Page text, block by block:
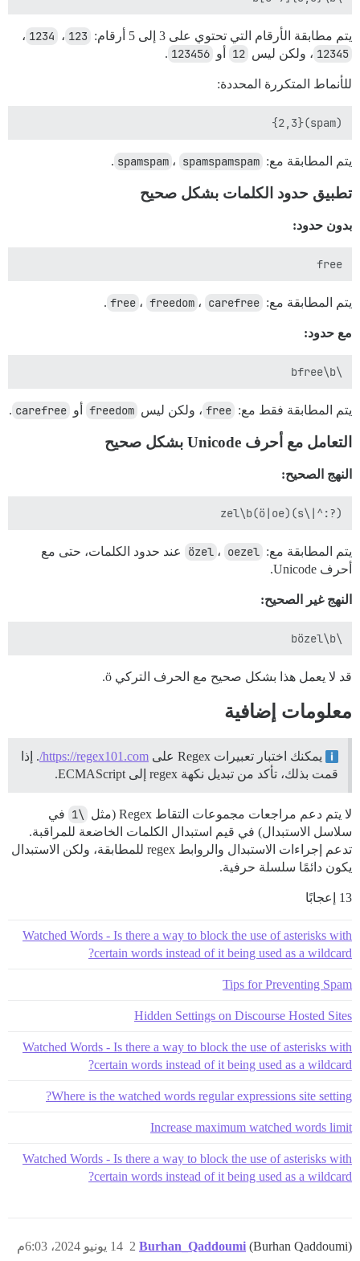
يتم مطابقة الأرقام التي تحتوي على 3 إلى 5 أرقام: 123 ، 1234 ،
12345 ، ولكن ليس 12 أو 123456
.
للأنماط المتكررة المحددة:
(spam){2,3}
يتم المطابقة مع: spamspam ، spamspamspam
.
تطبيق حدود الكلمات بشكل صحيح
بدون حدود:
free
يتم المطابقة مع: free ، freedom ، carefree
.
مع حدود:
\bfree\b
يتم المطابقة فقط مع: free ، ولكن ليس freedom أو carefree
.
التعامل مع أحرف Unicode بشكل صحيح
النهج الصحيح:
(?:^|\s)(ö|oe)zel\b
يتم المطابقة مع: özel ، oezel
عند حدود الكلمات، حتى مع
أحرف Unicode.
النهج غير الصحيح:
\bözel\b
قد لا يعمل هذا بشكل صحيح مع الحرف التركي ö.
معلومات إضافية
يمكنك اختبار تعبيرات Regex على https://regex101.com/ . إذا
قمت بذلك، تأكد من تبديل نكهة regex إلى ECMAScript.
لا يتم دعم مراجعات مجموعات التقاط Regex (مثل \1
في
سلاسل الاستبدال) في قيم استبدال الكلمات الخاضعة للمراقبة.
تدعم إجراءات الاستبدال والروابط regex للمطابقة، ولكن الاستبدال
يكون دائمًا سلسلة حرفية.
13 إعجابًا
Watched Words - Is there a way to block the use of asterisks with
certain words instead of it being used as a wildcard?
Tips for Preventing Spam
Hidden Settings on Discourse Hosted Sites
Watched Words - Is there a way to block the use of asterisks with
certain words instead of it being used as a wildcard?
Where is the watched words regular expressions site setting?
Increase maximum watched words limit
Watched Words - Is there a way to block the use of asterisks with
certain words instead of it being used as a wildcard?
Burhan_Qaddoumi (Burhan Qaddoumi) 14 يونيو 2024، 6:03م 2